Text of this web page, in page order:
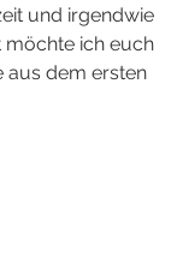
und irgendwie
möchte ich euch
aus dem ersten